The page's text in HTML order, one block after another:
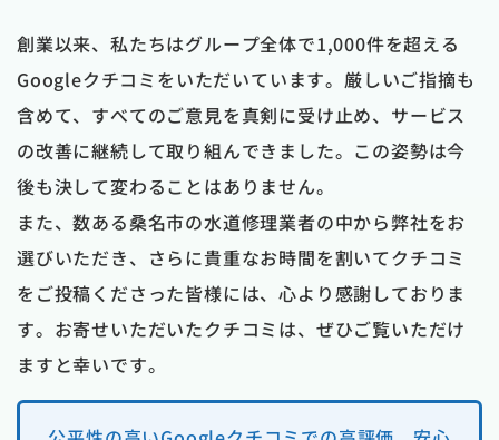
創業以来、私たちはグループ全体で1,000件を超える
Googleクチコミをいただいています。厳しいご指摘も
含めて、すべてのご意見を真剣に受け止め、サービス
の改善に継続して取り組んできました。この姿勢は今
後も決して変わることはありません。
また、数ある桑名市の水道修理業者の中から弊社をお
選びいただき、さらに貴重なお時間を割いてクチコミ
をご投稿くださった皆様には、心より感謝しておりま
す。お寄せいただいたクチコミは、ぜひご覧いただけ
ますと幸いです。